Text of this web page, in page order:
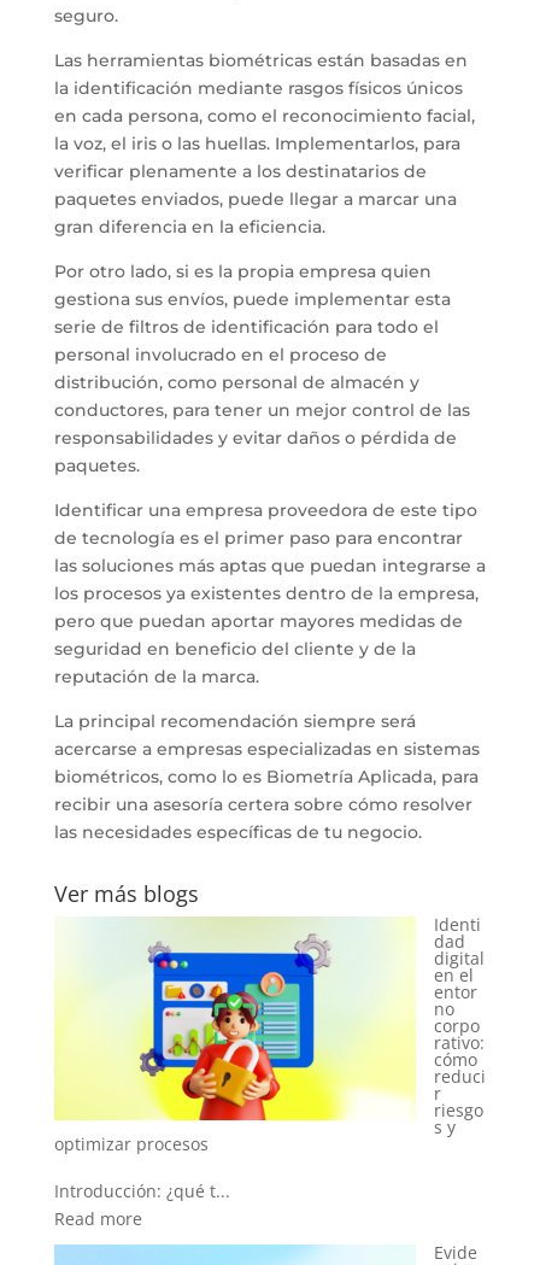
seguro.
Las herramientas biométricas están basadas en
la identificación mediante rasgos físicos únicos
en cada persona, como el reconocimiento facial,
la voz, el iris o las huellas. Implementarlos, para
verificar plenamente a los destinatarios de
paquetes enviados, puede llegar a marcar una
gran diferencia en la eficiencia.
Por otro lado, si es la propia empresa quien
gestiona sus envíos, puede implementar esta
serie de filtros de identificación para todo el
personal involucrado en el proceso de
distribución, como personal de almacén y
conductores, para tener un mejor control de las
responsabilidades y evitar daños o pérdida de
paquetes.
Identificar una empresa proveedora de este tipo
de tecnología es el primer paso para encontrar
las soluciones más aptas que puedan integrarse a
los procesos ya existentes dentro de la empresa,
pero que puedan aportar mayores medidas de
seguridad en beneficio del cliente y de la
reputación de la marca.
La principal recomendación siempre será
acercarse a empresas especializadas en sistemas
biométricos, como lo es Biometría Aplicada, para
recibir una asesoría certera sobre cómo resolver
las necesidades específicas de tu negocio.
Ver más blogs
Identi
digital
entor
corpo
rativo:
cómo
reduci
riesgo
s y
Evide el primer clic